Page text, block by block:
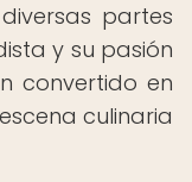
partes
y su pasión
convertido en
culinaria